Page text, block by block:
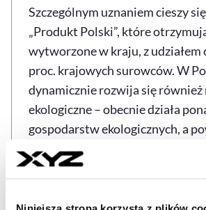
Niniejsza strona korzysta z plików
Szczególnym uznaniem cieszy
„Produkt Polski”, które
wytworzone w kraju, z udziałem
proc. krajowych surowców. W
dynamicznie rozwija się
ekologiczne – obecnie działa
gospodarstw ekologicznych, a
upraw w tym systemie sięga
polskich wyrobów znajduje się w